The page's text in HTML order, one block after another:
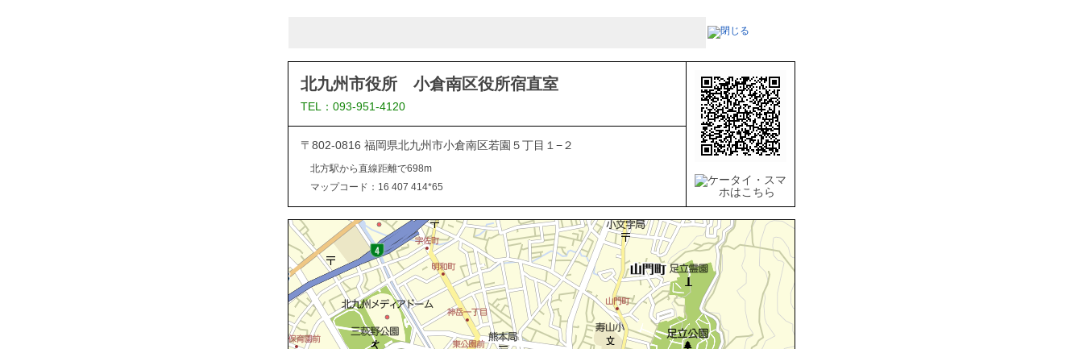
北九州市役所 小倉南区役所宿直室
TEL：093-951-4120
〒802-0816 福岡県北九州市小倉南区若園５丁目１−２
北方駅から直線距離で698m
マップコード：16 407 414*65